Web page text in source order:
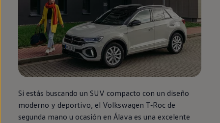
Si estás buscando un SUV compacto con un diseño
moderno y deportivo, el Volkswagen T‑Roc de
segunda mano u ocasión en Álava es una excelente